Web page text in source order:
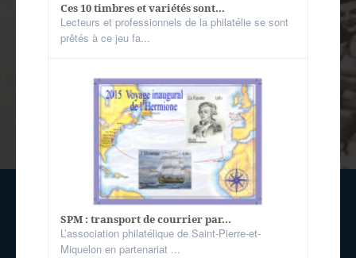
Ces 10 timbres et variétés sont...
Lecteurs et professionnels de la philatélie se sont
prêtés à ce jeu fa...
SPM : transport de courrier par...
L’association philatélique de Saint-Pierre-et-
Miquelon en partenariat ...